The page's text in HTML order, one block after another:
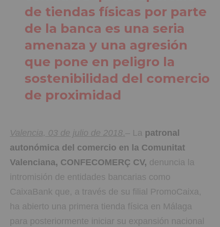
de tiendas físicas por parte
de la banca es una seria
amenaza y una agresión
que pone en peligro la
sostenibilidad del comercio
de proximidad
Valencia, 03 de julio de 2018.– La patronal
autonómica del comercio en la Comunitat
Valenciana, CONFECOMERÇ CV, denuncia la
intromisión de entidades bancarias como
CaixaBank que, a través de su filial PromoCaixa,
ha abierto una primera tienda física en Málaga
para posteriormente iniciar su expansión nacional